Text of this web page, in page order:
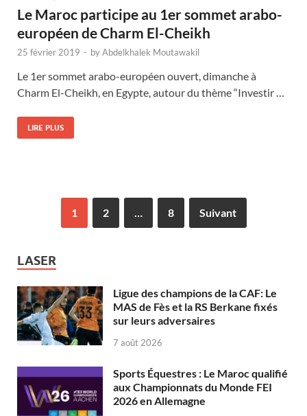
Le Maroc participe au 1er sommet arabo-
européen de Charm El-Cheikh
25 février 2019 - byAbdelkhalek Moutawakil
Le 1er sommet arabo-européen ouvert, dimanche à
Charm El-Cheikh, en Egypte, autour du thème “Investir …
LIRE PLUS
1 2 … 8 Suivant
LASER
Ligue des champions de la CAF: Le
MAS de Fès et la RS Berkane fixés
sur leurs adversaires
7 août 2026
Sports Équestres : Le Maroc qualifié
aux Championnats du Monde FEI
2026 en Allemagne